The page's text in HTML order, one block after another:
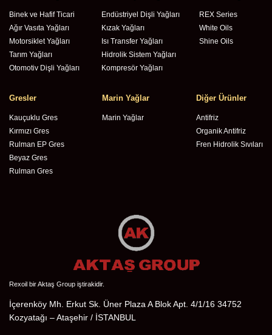
Binek ve Hafif Ticari
Ağır Vasıta Yağları
Motorsiklet Yağları
Tarım Yağları
Otomotiv Dişli Yağları
Endüstriyel Dişli Yağları
Kızak Yağları
Isı Transfer Yağları
Hidrolik Sistem Yağları
Kompresör Yağları
REX Series
White Oils
Shine Oils
Gresler
Kauçuklu Gres
Kırmızı Gres
Rulman EP Gres
Beyaz Gres
Rulman Gres
Marin Yağlar
Marin Yağlar
Diğer Ürünler
Antifriz
Organik Antifriz
Fren Hidrolik Sıvıları
Rexoil bir Aktaş Group iştirakidir.
İçerenköy Mh. Erkut Sk. Üner Plaza A Blok Apt. 4/1/16 34752
Kozyatağı – Ataşehir / İSTANBUL